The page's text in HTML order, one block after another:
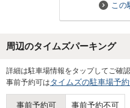
この
周辺のタイムズパーキング
詳細は駐車場情報をタップしてご確認
事前予約可はタイムズの駐車場予
事前予約可 事前予約不可